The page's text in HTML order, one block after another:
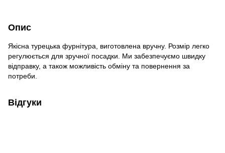
Опис
Якісна турецька фурнітура, виготовлена вручну. Розмір легко
регулюється для зручної посадки. Ми забезпечуємо швидку
відправку, а також можливість обміну та повернення за
потреби.
Відгуки